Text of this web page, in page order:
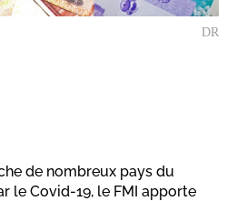
DR
de nombreux pays du
le Covid-19, le FMI apporte